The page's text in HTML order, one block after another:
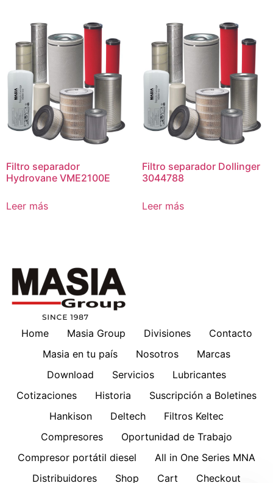
Filtro separador
Hydrovane VME2100E
Leer más
Filtro separador Dollinger
3044788
Leer más
Home Masia Group Divisiones
Contacto
Masia en tu país
Nosotros
Marcas
Download
Servicios
Lubricantes
Cotizaciones
Historia
Suscripción a Boletines
Hankison
Deltech
Filtros Keltec
Compresores
Oportunidad de Trabajo
Compresor portátil diesel
All in One Series MNA
Distribuidores
Shop Cart Checkout